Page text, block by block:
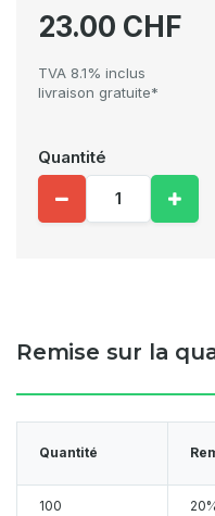
23.00 CHF
TVA 8.1% inclus
livraison gratuite*
Quantité
Remise sur la
Quantité
100